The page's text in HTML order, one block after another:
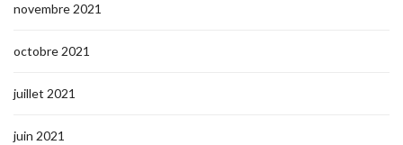
novembre 2021
octobre 2021
juillet 2021
juin 2021